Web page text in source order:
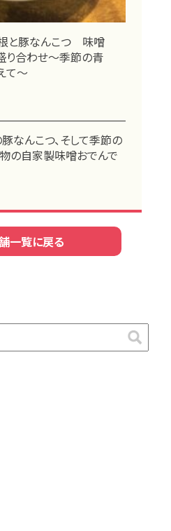
と豚なんこつ 味噌
り合わせ～季節の青
て～
なんこつ、そして季節の
の自家製味噌おでんで
一覧に戻る